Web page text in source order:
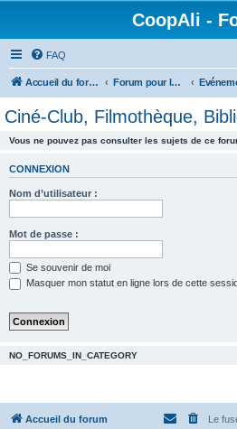
CoopAli -
FAQ
Accueil du forum Forum pour la Coopérative alimentaire
Ciné-Club, Filmothèque,
Vous ne pouvez pas consulter les sujets de ce
CONNEXION
Nom d’utilisateur :
Mot de passe :
Se souvenir de moi
Masquer mon statut en ligne lors de cette
NO_FORUMS_IN_CATEGORY
Accueil du forum Le